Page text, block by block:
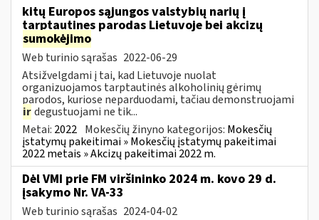
kitų Europos sąjungos valstybių narių į
tarptautines parodas Lietuvoje bei akcizų
sumokėjimo
Web turinio sąrašas 2022-06-29
Atsižvelgdami į tai, kad Lietuvoje nuolat
organizuojamos tarptautinės alkoholinių gėrimų
parodos, kuriose neparduodami, tačiau demonstruojami
irdegustuojami ne tik...
Metai: 2022 Mokesčių žinyno kategorijos: Mokesčių
įstatymų pakeitimai » Mokesčių įstatymų pakeitimai
2022 metais » Akcizų pakeitimai 2022 m.
Dėl VMI prie FM viršininko 2024 m. kovo 29 d.
įsakymo Nr. VA-33
Web turinio sąrašas 2024-04-02